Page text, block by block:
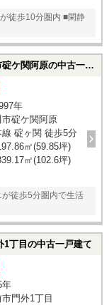
徒歩10分圏内 ■閑静
平川市碇ヶ関阿原 5SLDK 駐車5台可｜平川市碇ケ関阿原の中古一戸建て
年
碇ケ関阿原
線 碇ヶ関 徒歩5分
㎡(59.85坪)
㎡(102.6坪)
徒歩5分圏内で生活
丁目の中古一戸建て
年
門外1丁目